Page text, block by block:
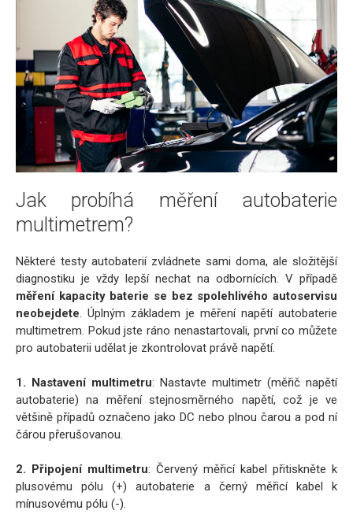
Jak probíhá měření autobaterie
multimetrem?
Některé testy autobaterií zvládnete sami doma, ale složitější
diagnostiku je vždy lepší nechat na odbornících. V případě
měření kapacity baterie se bez spolehlivého autoservisu
neobejdete. Úplným základem je měření napětí autobaterie
multimetrem. Pokud jste ráno nenastartovali, první co můžete
pro autobaterii udělat je zkontrolovat právě napětí.
1. Nastavení multimetru: Nastavte multimetr (měřič napětí
autobaterie) na měření stejnosměrného napětí, což je ve
většině případů označeno jako DC nebo plnou čarou a pod ní
čárou přerušovanou.
2. Připojení multimetru: Červený měřicí kabel přitiskněte k
plusovému pólu (+) autobaterie a černý měřicí kabel k
mínusovému pólu (-).